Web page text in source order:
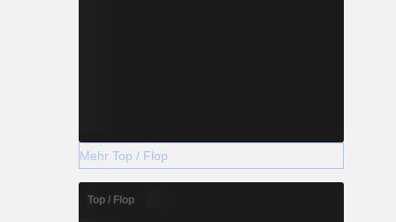
Mehr Top / Flop
Top / Flop